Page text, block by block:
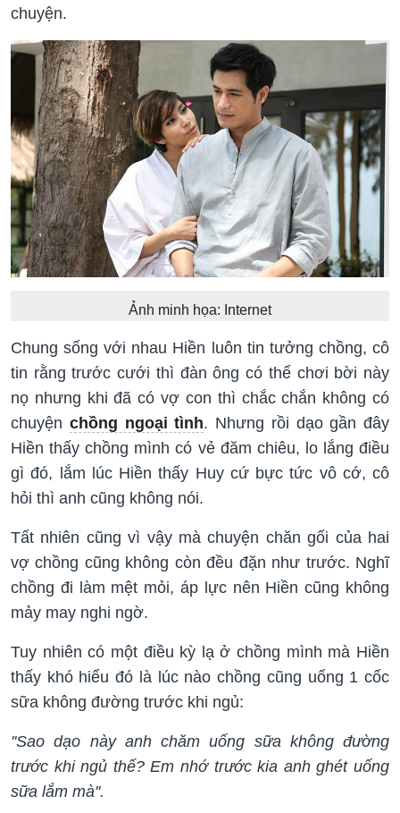
chuyện.
Ảnh minh họa: Internet
Chung sống với nhau Hiền luôn tin tưởng chồng, cô
tin rằng trước cưới thì đàn ông có thể chơi bời này
nọ nhưng khi đã có vợ con thì chắc chắn không có
chuyện chồng ngoại tình. Nhưng rồi dạo gần đây
Hiền thấy chồng mình có vẻ đăm chiêu, lo lắng điều
gì đó, lắm lúc Hiền thấy Huy cứ bực tức vô cớ, cô
hỏi thì anh cũng không nói.
Tất nhiên cũng vì vậy mà chuyện chăn gối của hai
vợ chồng cũng không còn đều đặn như trước. Nghĩ
chồng đi làm mệt mỏi, áp lực nên Hiền cũng không
mảy may nghi ngờ.
Tuy nhiên có một điều kỳ lạ ở chồng mình mà Hiền
thấy khó hiểu đó là lúc nào chồng cũng uống 1 cốc
sữa không đường trước khi ngủ:
''Sao dạo này anh chăm uống sữa không đường
trước khi ngủ thế? Em nhớ trước kia anh ghét uống
sữa lắm mà''.